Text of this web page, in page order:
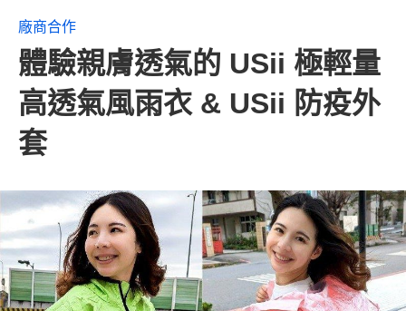
廠商合作
體驗親膚透氣的 USii 極輕量
高透氣風雨衣 & USii 防疫外
套